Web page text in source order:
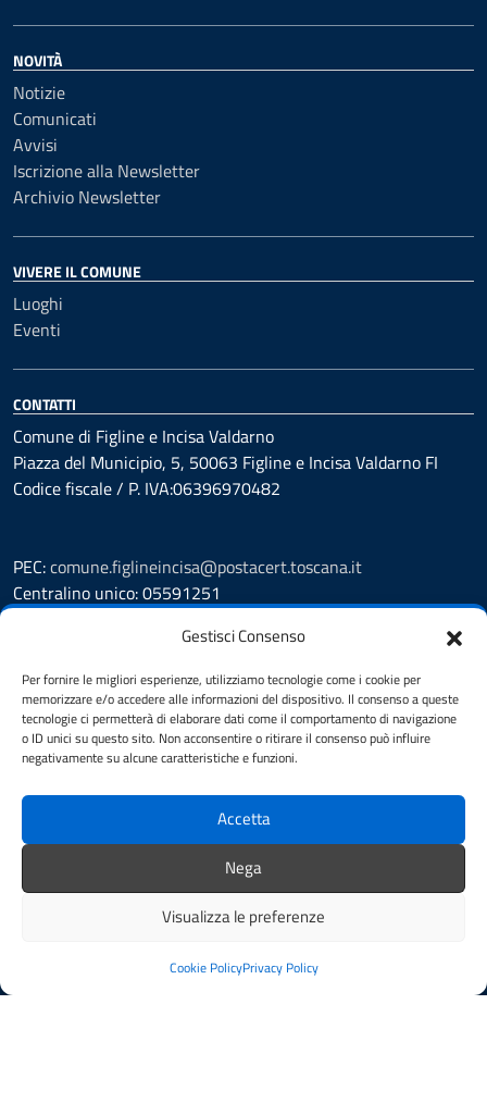
Gestisci Consenso
Per fornire le migliori esperienze, utilizziamo tecnologie come i cookie per
memorizzare e/o accedere alle informazioni del dispositivo. Il consenso a queste
tecnologie ci permetterà di elaborare dati come il comportamento di navigazione
o ID unici su questo sito. Non acconsentire o ritirare il consenso può influire
negativamente su alcune caratteristiche e funzioni.
Accetta
Nega
Visualizza le preferenze
Cookie PolicyPrivacy Policy
NOVITÀ
Notizie
Comunicati
Avvisi
Iscrizione alla Newsletter
Archivio Newsletter
VIVERE IL COMUNE
Luoghi
Eventi
CONTATTI
Comune di Figline e Incisa Valdarno
Piazza del Municipio, 5, 50063 Figline e Incisa Valdarno FI
Codice fiscale / P. IVA:06396970482
PEC:comune.figlineincisa@postacert.toscana.it
Centralino unico: 05591251
Segnalazione disservizio
Whistleblowing
Amministrazione trasparente
Amministrazione trasparente fino al 29/10/2024
Nuovo Albo Pretorio
Cookie Policy
Dichiarazione di accessibilità